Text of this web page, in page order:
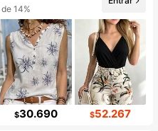
14%
$30.690 $52.267